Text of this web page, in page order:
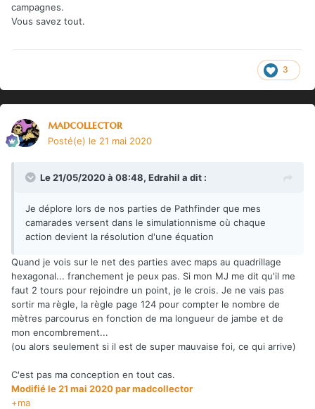
campagnes.
Vous savez tout.
3
madcollector
Posté(e) le 21 mai 2020
Le 21/05/2020 à 08:48, Edrahil a dit :
Je déplore lors de nos parties de Pathfinder que mes
camarades versent dans le simulationnisme où chaque
action devient la résolution d'une équation
Quand je vois sur le net des parties avec maps au quadrillage
hexagonal... franchement je peux pas. Si mon MJ me dit qu'il me
faut 2 tours pour rejoindre un point, je le crois. Je ne vais pas
sortir ma règle, la règle page 124 pour compter le nombre de
mètres parcourus en fonction de ma longueur de jambe et de
mon encombrement...
(ou alors seulement si il est de super mauvaise foi, ce qui arrive)
C'est pas ma conception en tout cas.
Modifiéle 21 mai 2020par madcollector
+ma